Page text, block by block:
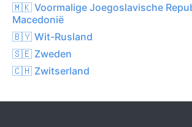
🇲🇰 Voormalige Joegoslavische
Macedonië
🇧🇾 Wit-Rusland
🇸🇪 Zweden
🇨🇭 Zwitserland